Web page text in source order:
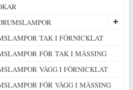
TAK I FÖRNICKLAT
FÖR TAK I MÄSSING
VÄGG I FÖRNICKLAT
FÖR VÄGG I MÄSSING